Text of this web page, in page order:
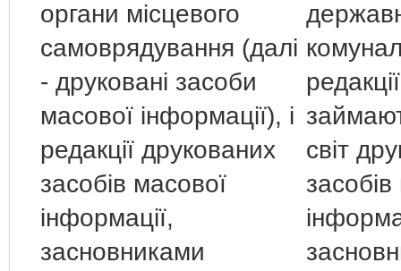
органи місцевого
самоврядування (далі
- друковані засоби
масової інформації), і
редакції друкованих
засобів масової
інформації,
засновниками
світ